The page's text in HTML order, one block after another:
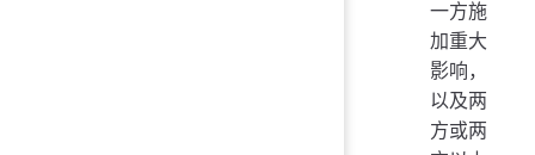
一方施
加重大
影响，
以及两
方或两